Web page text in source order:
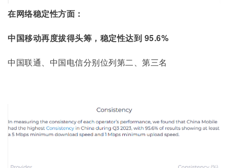
在网络稳定性方面：
中国移动再度拔得头筹，稳定性达到 95.6%
中国联通、中国电信分别位列第二、第三名